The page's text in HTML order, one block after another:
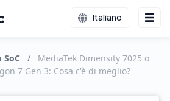
Italiano
/
MediaTek Dimensity 7025 o
7 Gen 3: Cosa c'è di meglio?